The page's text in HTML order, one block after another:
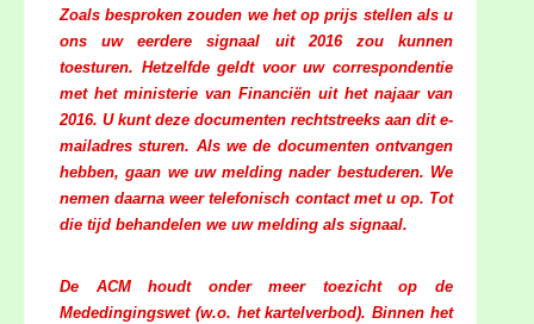
Zoals besproken zouden we het op prijs stellen als u
ons uw eerdere signaal uit 2016 zou kunnen
toesturen. Hetzelfde geldt voor uw correspondentie
met het ministerie van Financiën uit het najaar van
2016. U kunt deze documenten rechtstreeks aan dit e-
mailadres sturen. Als we de documenten ontvangen
hebben, gaan we uw melding nader bestuderen. We
nemen daarna weer telefonisch contact met u op. Tot
die tijd behandelen we uw melding als signaal.
De ACM houdt onder meer toezicht op de
Mededingingswet (w.o. het kartelverbod). Binnen het